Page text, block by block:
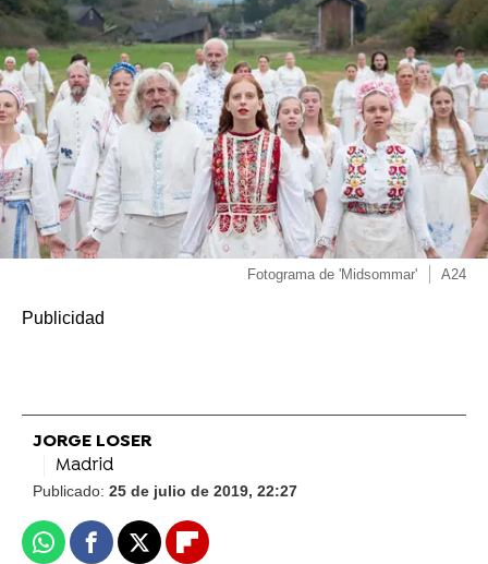
Fotograma de 'Midsommar' A24
JORGE LOSER
Madrid
Publicado: 25 de julio de 2019, 22:27
WhatsappFacebook
X Flipboard